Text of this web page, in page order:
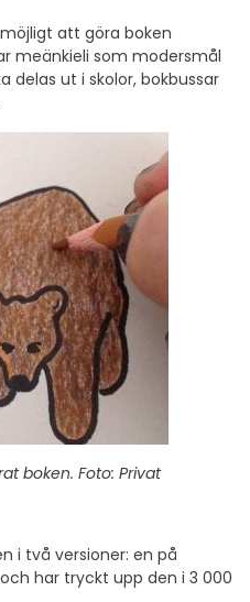
att göra boken
meänkieli som modersmål
delas ut i skolor, bokbussar
boken. Foto: Privat
i två versioner: en på
har tryckt upp den i 3 000